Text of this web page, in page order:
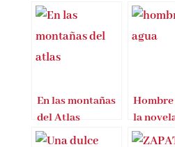
Irán y de Oriente Medio.
Entradas Relacionadas